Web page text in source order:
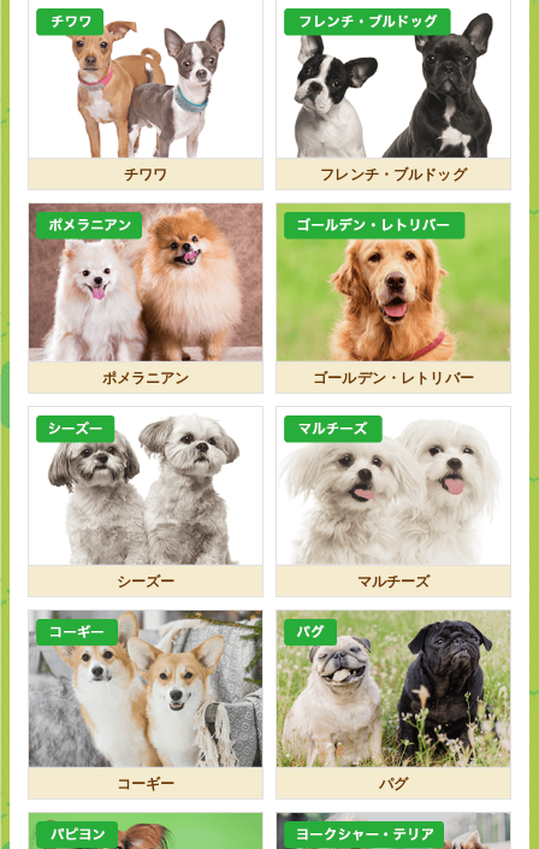
チワワ フレンチ・ブルドッグ
ポメラニアン ゴールデン・レトリバー
シーズー マルチーズ
コーギー パグ